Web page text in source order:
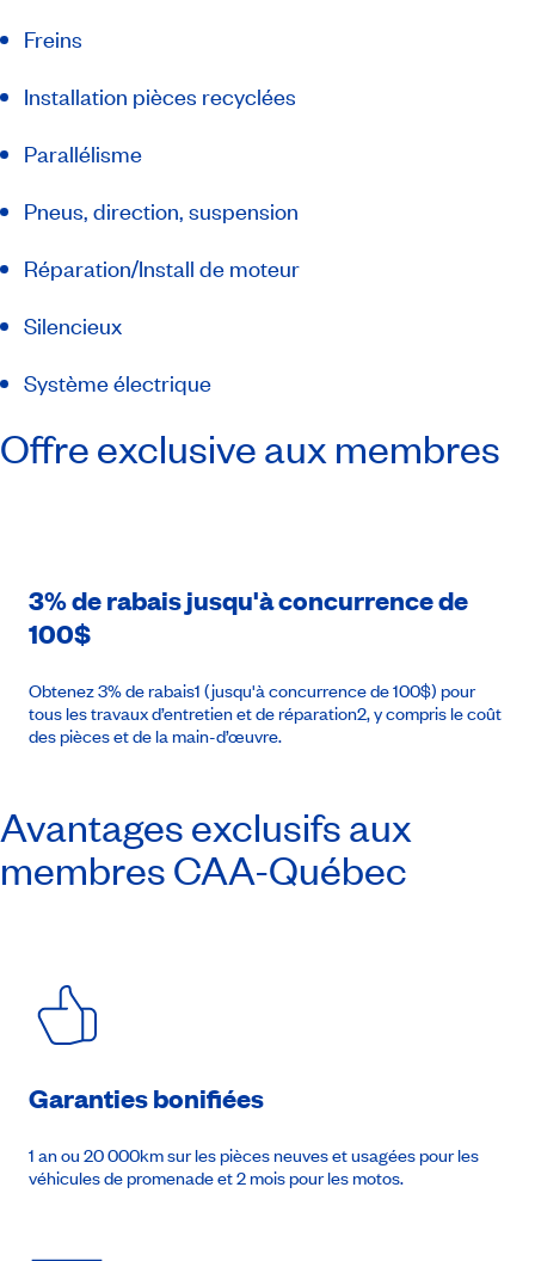
Freins
Installation pièces recyclées
Parallélisme
Pneus, direction, suspension
Réparation/Install de moteur
Silencieux
Système électrique
Offre exclusive aux membres
3% de rabais jusqu'à concurrence de
100$
Obtenez 3% de rabais1 (jusqu'à concurrence de 100$) pour
tous les travaux d’entretien et de réparation2, y compris le coût
des pièces et de la main-d’œuvre.
Avantages exclusifs aux
membresCAA-Québec
Garanties bonifiées
1 an ou 20 000km sur les pièces neuves et usagées pour les
véhicules de promenade et 2 mois pour les motos.